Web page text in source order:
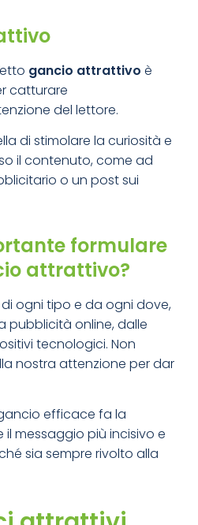
gancio attrattivo è
catturare
del lettore.
di stimolare la curiosità e
il contenuto, come ad
o un post sui
formulare
attrattivo?
ogni tipo e da ogni dove,
pubblicità online, dalle
tecnologici. Non
nostra attenzione per dar
efficace fa la
messaggio più incisivo e
sia sempre rivolto alla